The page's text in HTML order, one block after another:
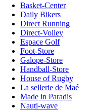
Basket-Center
Daily Bikers
Direct Running
Direct-Volley
Espace Golf
Foot-Store
Galope-Store
Handball-Store
House of Rugby
La sellerie de Maé
Made in Paradis
Nauti-wave